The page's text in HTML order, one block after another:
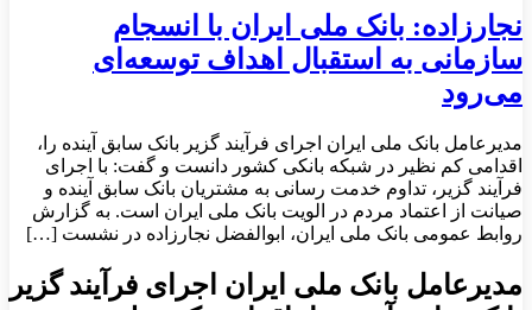
نجارزاده: بانک ملی ایران با انسجام
سازمانی به استقبال اهداف توسعه‌ای
می‌رود
مدیرعامل بانک ملی ایران اجرای فرآیند گزیر بانک سابق آینده را،
اقدامی کم نظیر در شبکه بانکی کشور دانست و گفت: با اجرای
فرآیند گزیر، تداوم خدمت رسانی به مشتریان بانک سابق آینده و
صیانت از اعتماد مردم در الویت بانک ملی ایران است. به گزارش
روابط عمومی بانک ملی ایران، ابوالفضل نجارزاده در نشست […]
مدیرعامل بانک ملی ایران اجرای فرآیند گزیر